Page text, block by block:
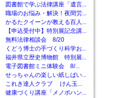
図書館で学ぶ法律講座「遺言...
職場のお悩み・解決！夜間労...
かるたクイーンが教える百人...
【申込受付中】特別展記念講...
無料法律相談会 8/20
くどう博士の手づくり科学お...
福井県立歴史博物館 特別展...
電子図書館ミニ体験会 8/...
せっちゃんの楽しい紙しばい...
これき達人クラブ けん玉...
健康づくり講座「メノポハン...